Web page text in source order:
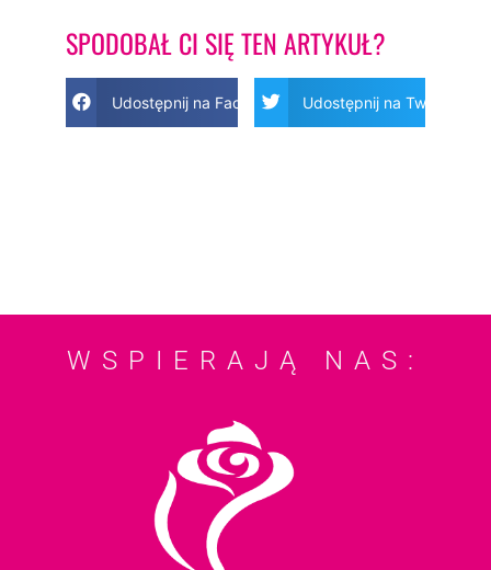
SPODOBAŁ CI SIĘ TEN ARTYKUŁ?
Udostępnij na Facebook Udostępnij na Twitter
WSPIERAJĄ NAS: